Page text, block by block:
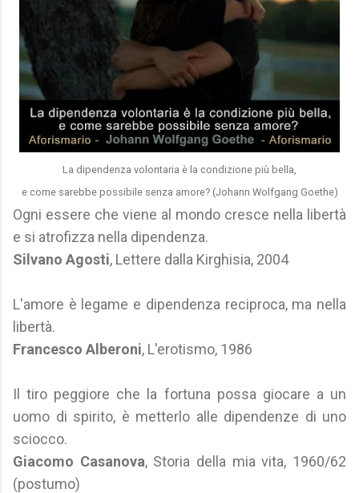
La dipendenza volontaria è la condizione più bella,
e come sarebbe possibile senza amore? (Johann Wolfgang Goethe)
Ogni essere che viene al mondo cresce nella libertà
e si atrofizza nella dipendenza.
Silvano Agosti, Lettere dalla Kirghisia, 2004
L'amore è legame e dipendenza reciproca, ma nella
libertà.
Francesco Alberoni, L'erotismo, 1986
Il tiro peggiore che la fortuna possa giocare a un
uomo di spirito, è metterlo alle dipendenze di uno
sciocco.
Giacomo Casanova, Storia della mia vita, 1960/62
(postumo)